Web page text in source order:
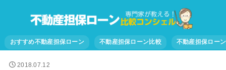
おすすめ不動産担保ローン 不動産担保ローン比較 不動産担保ロー
2018.07.12